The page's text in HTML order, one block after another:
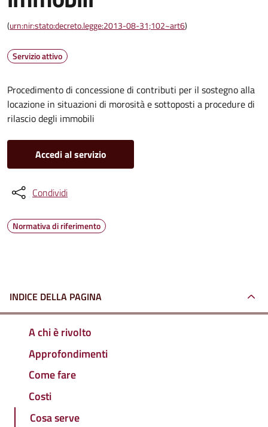
(urn:nir:stato:decreto.legge:2013-08-31;102~art6)
Servizio attivo
Procedimento di concessione di contributi per il sostegno alla
locazione in situazioni di morosità e sottoposti a procedure di
rilascio degli immobili
Accedi al servizio
Condividi
Normativa di riferimento
INDICE DELLA PAGINA
A chi è rivolto
Approfondimenti
Come fare
Costi
Cosa serve